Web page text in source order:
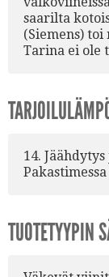
saarilta
(Siemens)
Tarina ei ole
14.
TUOTETYYPIN